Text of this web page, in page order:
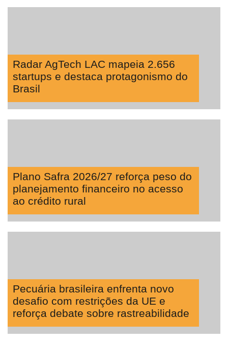
Radar AgTech LAC mapeia 2.656
startups e destaca protagonismo do
Brasil
Plano Safra 2026/27 reforça peso do
planejamento financeiro no acesso
ao crédito rural
Pecuária brasileira enfrenta novo
desafio com restrições da UE e
reforça debate sobre rastreabilidade